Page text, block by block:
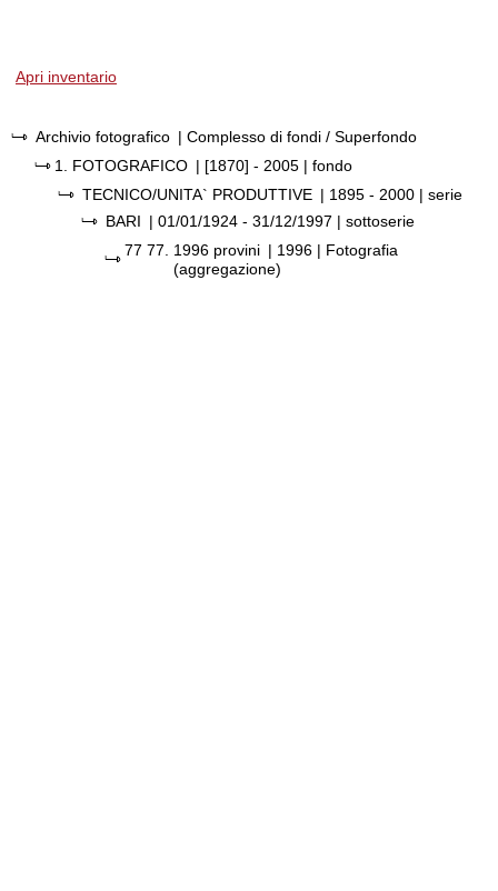
Apri inventario
Archivio fotografico | Complesso di fondi / Superfondo
1.
FOTOGRAFICO | [1870] - 2005 | fondo
TECNICO/UNITA` PRODUTTIVE | 1895 - 2000 | serie
BARI | 01/01/1924 - 31/12/1997 | sottoserie
77 77.
1996 provini | 1996 | Fotografia
(aggregazione)